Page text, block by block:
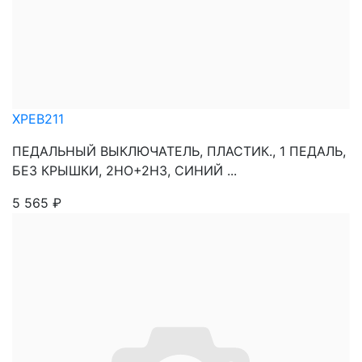
XPEB211
ПЕДАЛЬНЫЙ ВЫКЛЮЧАТЕЛЬ, ПЛАСТИК., 1 ПЕДАЛЬ,
БЕЗ КРЫШКИ, 2НО+2НЗ, СИНИЙ ...
5 565 ₽